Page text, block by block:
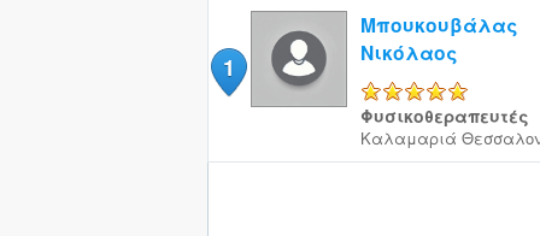
1
Μπουκουβάλας
Νικόλαος
Φυσικοθεραπευτές
Καλαμαριά